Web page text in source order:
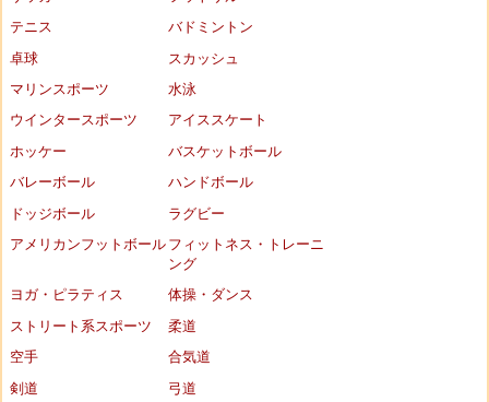
テニス
バドミントン
卓球
スカッシュ
マリンスポーツ
水泳
ウインタースポーツ
アイススケート
ホッケー
バスケットボール
バレーボール
ハンドボール
ドッジボール
ラグビー
アメリカンフットボール フィットネス・トレーニ
ング
ヨガ・ピラティス
体操・ダンス
ストリート系スポーツ
柔道
空手
合気道
剣道
弓道